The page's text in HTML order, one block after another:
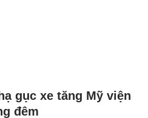
gục xe tăng Mỹ viện
đêm